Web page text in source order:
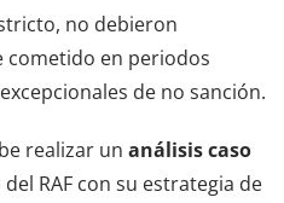
no debieron
cometido en periodos
de no sanción.
realizar un análisis caso
RAF con su estrategia de